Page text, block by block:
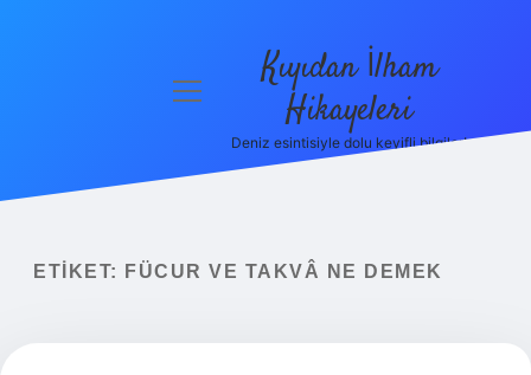
menüyü
Kıyıdan İlham
Hikayeleri
Deniz esintisiyle dolu keyifli bilgiler!
ETIKET: FÜCUR VE TAKVÂ NE DEMEK